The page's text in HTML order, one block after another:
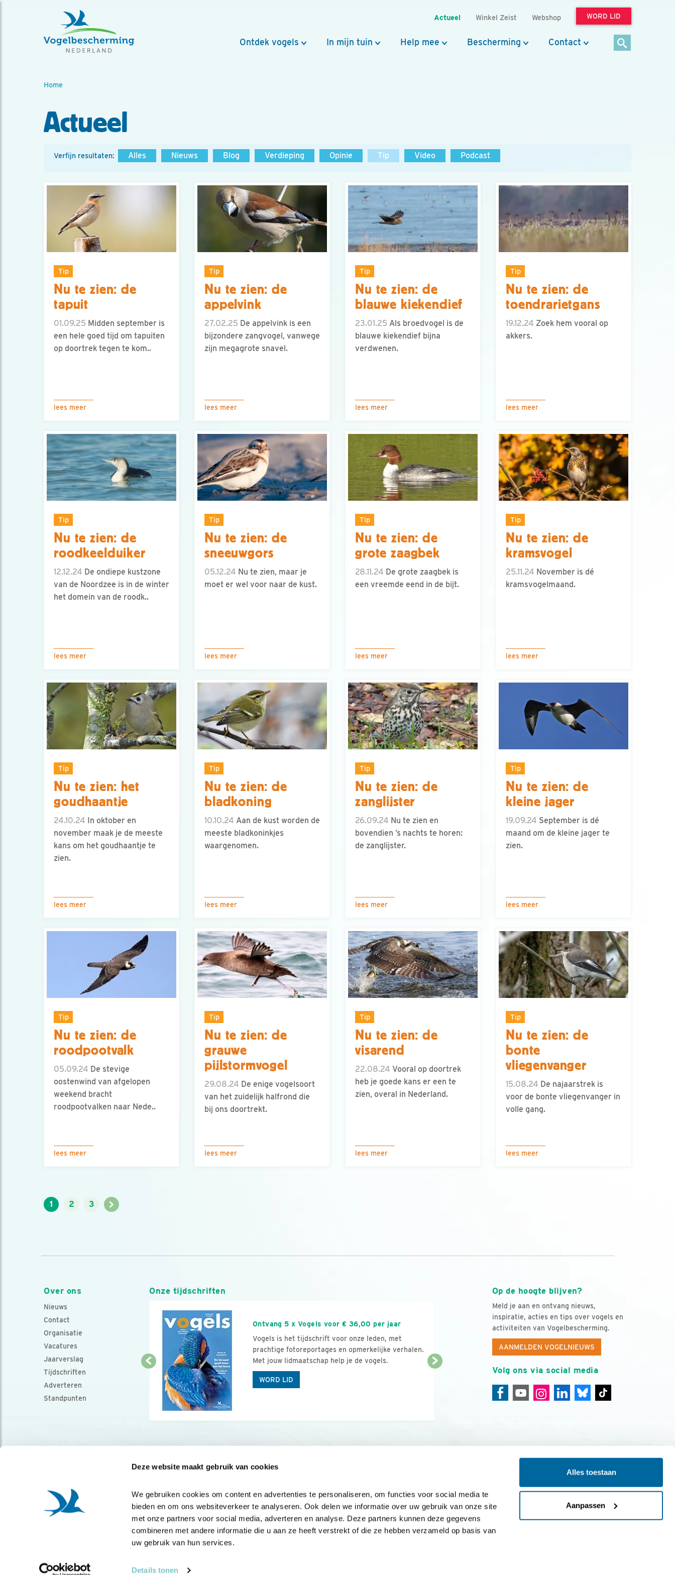
Deze website maakt gebruik van cookies
We gebruiken cookies om content en advertenties te personaliseren, om functies voor social media te
bieden en om ons websiteverkeer te analyseren. Ook delen we informatie over uw gebruik van onze site
met onze partners voor social media, adverteren en analyse. Deze partners kunnen deze gegevens
combineren met andere informatie die u aan ze heeft verstrekt of die ze hebben verzameld op basis van
uw gebruik van hun services.
Details tonen
Alles toestaan
Aanpassen
Actueel Winkel Zeist Webshop WORD LID
Ontdek vogels In mijn tuin Help mee Bescherming Contact
Home
Actueel
Verfijn resultaten: Alles Nieuws Blog Verdieping Opinie Tip Video Podcast
Tip
Nu te zien: de
tapuit
01.09.25 Midden september is
een hele goed tijd om tapuiten
op doortrek tegen te kom..
lees meer
Tip
Nu te zien: de
appelvink
27.02.25 De appelvink is een
bijzondere zangvogel, vanwege
zijn megagrote snavel.
lees meer
Tip
Nu te zien: de
blauwe kiekendief
23.01.25 Als broedvogel is de
blauwe kiekendief bijna
verdwenen.
lees meer
Tip
Nu te zien: de
toendrarietgans
19.12.24 Zoek hem vooral op
akkers.
lees meer
Tip
Nu te zien: de
roodkeelduiker
12.12.24 De ondiepe kustzone
van de Noordzee is in de winter
het domein van de roodk..
lees meer
Tip
Nu te zien: de
sneeuwgors
05.12.24 Nu te zien, maar je
moet er wel voor naar de kust.
lees meer
Tip
Nu te zien: de
grote zaagbek
28.11.24 De grote zaagbek is
een vreemde eend in de bijt.
lees meer
Tip
Nu te zien: de
kramsvogel
25.11.24 November is dé
kramsvogelmaand.
lees meer
Tip
Nu te zien: het
goudhaantje
24.10.24 In oktober en
november maak je de meeste
kans om het goudhaantje te
zien.
lees meer
Tip
Nu te zien: de
bladkoning
10.10.24 Aan de kust worden de
meeste bladkoninkjes
waargenomen.
lees meer
Tip
Nu te zien: de
zanglijster
26.09.24 Nu te zien en
bovendien ’s nachts te horen:
de zanglijster.
lees meer
Tip
Nu te zien: de
kleine jager
19.09.24 September is dé
maand om de kleine jager te
zien.
lees meer
Tip
Nu te zien: de
roodpootvalk
05.09.24 De stevige
oostenwind van afgelopen
weekend bracht
roodpootvalken naar Nede..
lees meer
Tip
Nu te zien: de
grauwe
pijlstormvogel
29.08.24 De enige vogelsoort
van het zuidelijk halfrond die
bij ons doortrekt.
lees meer
Tip
Nu te zien: de
visarend
22.08.24 Vooral op doortrek
heb je goede kans er een te
zien, overal in Nederland.
lees meer
Tip
Nu te zien: de
bonte
vliegenvanger
15.08.24 De najaarstrek is
voor de bonte vliegenvanger in
volle gang.
lees meer
1 2 3 >
Over ons
Nieuws
Contact
Organisatie
Vacatures
Jaarverslag
Tijdschriften
Adverteren
Standpunten
Op de hoogte blijven?
Meld je aan en ontvang nieuws,
inspiratie, acties en tips over vogels en
activiteiten van Vogelbescherming.
AANMELDEN VOGELNIEUWS
Volg ons via social media
Onze tijdschriften
Ontvang 5 x Vogels voor € 36,00 per jaar
Vogels is het tijdschrift voor onze leden, met
prachtige fotoreportages en opmerkelijke verhalen.
Met jouw lidmaatschap help je de vogels.
WORD LID